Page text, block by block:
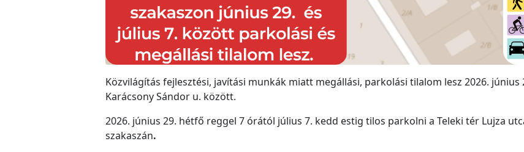
Közvilágítás fejlesztési, javítási munkák miatt megállási, parkolási tilalom lesz 2026. június
Karácsony Sándor u. között.
2026. június 29. hétfő reggel 7 órától július 7. kedd estig tilos parkolni a Teleki tér Lujza
szakaszán.